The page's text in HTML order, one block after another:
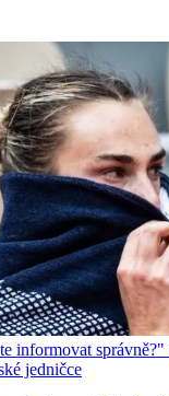
informovat
jedničce